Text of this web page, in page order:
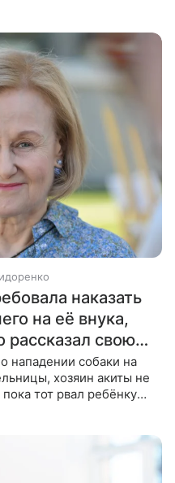
наказать
на её внука,
рассказал свою
нападении собаки на
хозяин акиты не
тот рвал ребёнку